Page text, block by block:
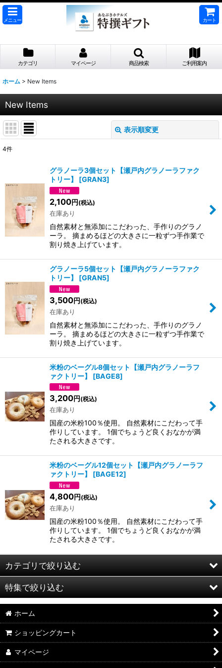
メニュー カート
カテゴリ マイページ 商品検索 ご利用案内
ホーム > New Items
New Items
表示順変更
並び順:
4件
グラノーラ3個セット【瀬戸内グラノーラファク
トリー】
[GRAN3]
2,100円 (税込)
在庫あり
自然素材と無添加にこだわった、手作りのグラノ
ーラ。 摘まめるほどの大きさに一粒ずつ手作業で
割り焼き上げています。
グラノーラ5個セット【瀬戸内グラノーラファク
トリー】
[GRAN5]
3,500円(税込)
在庫あり
自然素材と無添加にこだわった、手作りのグラノ
ーラ。 摘まめるほどの大きさに一粒ずつ手作業で
割り焼き上げています。
米粉のベーグル8個セット【瀬戸内グラノーラフ
ァクトリー】
[BAGE8]
3,200円 (税込)
在庫あり
国産の米粉100％使用。 自然素材にこだわって手
作りしています。 1個でちょうど良くおなかが満
たされる大きさです。
米粉のベーグル12個セット【瀬戸内グラノーラフ
ァクトリー】
[BAGE12]
4,800円 (税込)
在庫あり
国産の米粉100％使用。 自然素材にこだわって手
作りしています。 1個でちょうど良くおなかが満
たされる大きさです。
カテゴリで絞り込む
期間限定商品
さぬきうどん
さぬき骨付鶏、精肉・肉加工品
お菓子
特集で絞り込む
4,000円〜5,999円
ホーム
ショッピングカート
マイページ